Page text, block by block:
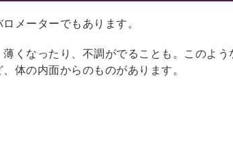
メーターでもあります。
くなったり、不調がでることも。このよう
体の内面からのものがあります。